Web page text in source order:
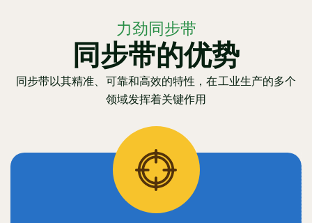
力劲同步带
同步带的优势
同步带以其精准、可靠和高效的特性，在工业生产的多个
领域发挥着关键作用